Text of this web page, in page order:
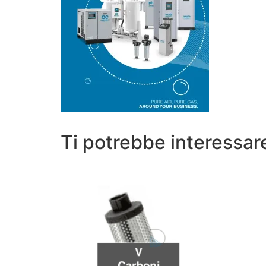
Ti potrebbe